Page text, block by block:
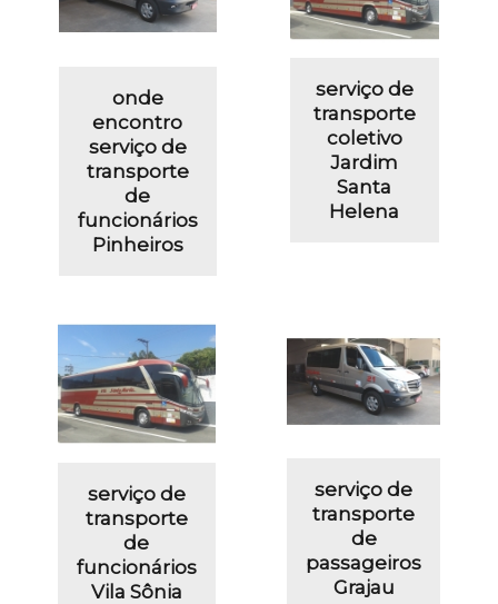
onde
encontro
serviço de
transporte
de
funcionários
Pinheiros
serviço de
transporte
coletivo
Jardim
Santa
Helena
serviço de
transporte
de
funcionários
Vila Sônia
serviço de
transporte
de
passageiros
Grajau